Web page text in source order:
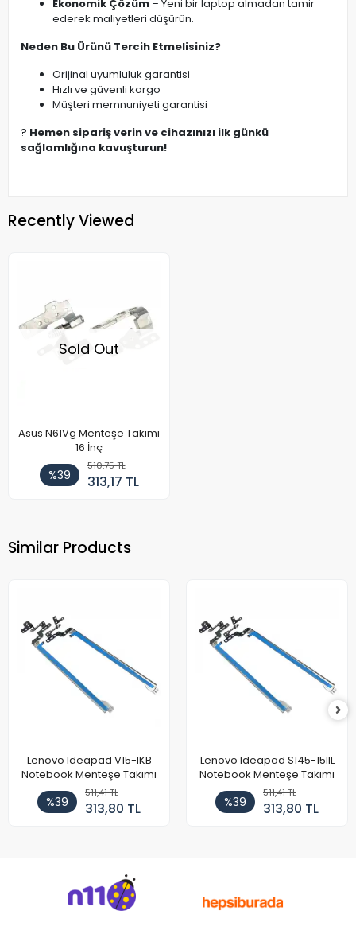
Ekonomik Çözüm – Yeni bir laptop almadan tamir
ederek maliyetleri düşürün.
Neden Bu Ürünü Tercih Etmelisiniz?
Orijinal uyumluluk garantisi
Hızlı ve güvenli kargo
Müşteri memnuniyeti garantisi
? Hemen sipariş verin ve cihazınızı ilk günkü
sağlamlığına kavuşturun!
Recently Viewed
Sold Out
Asus N61Vg Menteşe Takımı
16 İnç
%39
510,75 TL
313,17 TL
Similar Products
Lenovo Ideapad V15-IKB
Notebook Menteşe Takımı
%39
511,41 TL
313,80 TL
Lenovo Ideapad S145-15IIL
Notebook Menteşe Takımı
%39
511,41 TL
313,80 TL